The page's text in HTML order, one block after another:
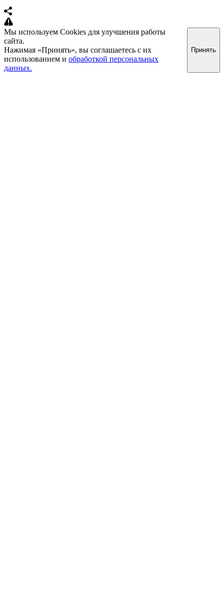
Мы используем Cookies для улучшения работы
сайта.
Нажимая «Принять», вы соглашаетесь с их
использованием и обработкой персональных
данных.
Принять